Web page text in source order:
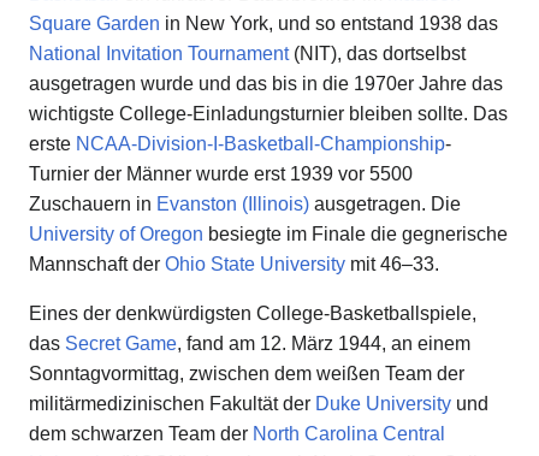
Square Garden in New York, und so entstand 1938 das
National Invitation Tournament(NIT), das dortselbst
ausgetragen wurde und das bis in die 1970er Jahre das
wichtigste College-Einladungsturnier bleiben sollte. Das
erste NCAA-Division-I-Basketball-Championship-
Turnier der Männer wurde erst 1939 vor 5500
Zuschauern in Evanston (Illinois) ausgetragen. Die
University of Oregon besiegte im Finale die gegnerische
Mannschaft der Ohio State University mit 46–33.
Eines der denkwürdigsten College-Basketballspiele,
das Secret Game, fand am 12. März 1944, an einem
Sonntagvormittag, zwischen dem weißen Team der
militärmedizinischen Fakultät der Duke University und
dem schwarzen Team der North Carolina Central